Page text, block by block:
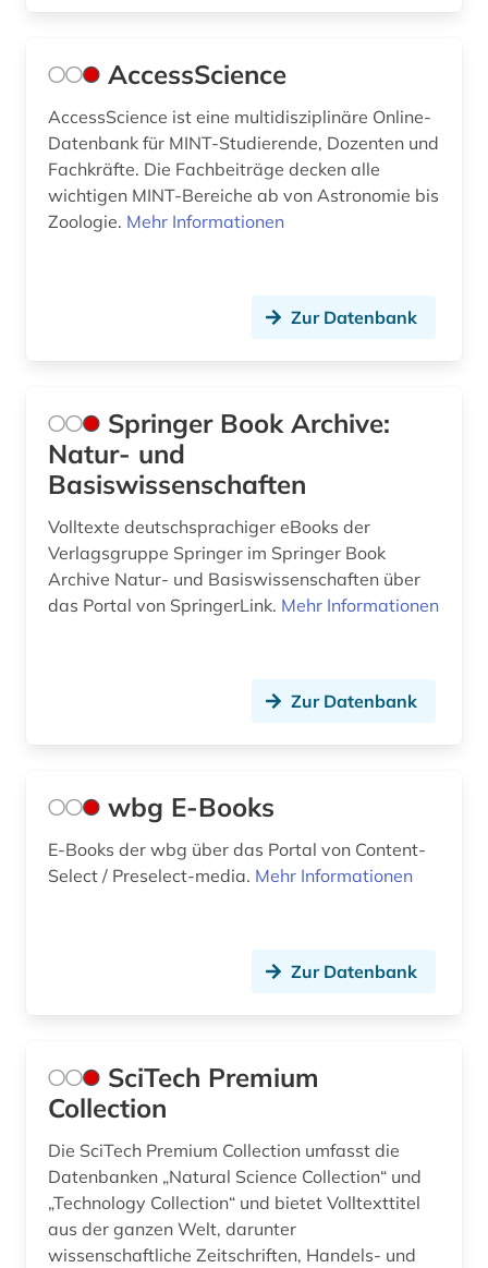
AccessScience
AccessScience ist eine multidisziplinäre Online-
Datenbank für MINT-Studierende, Dozenten und
Fachkräfte. Die Fachbeiträge decken alle
wichtigen MINT-Bereiche ab von Astronomie bis
Zoologie. Mehr Informationen
Zur Datenbank
Springer Book Archive:
Natur- und
Basiswissenschaften
Volltexte deutschsprachiger eBooks der
Verlagsgruppe Springer im Springer Book
Archive Natur- und Basiswissenschaften über
das Portal von SpringerLink. Mehr Informationen
Zur Datenbank
wbg E-Books
E-Books der wbg über das Portal von Content-
Select / Preselect-media. Mehr Informationen
Zur Datenbank
SciTech Premium
Collection
Die SciTech Premium Collection umfasst die
Datenbanken „Natural Science Collection“ und
„Technology Collection“ und bietet Volltexttitel
aus der ganzen Welt, darunter
wissenschaftliche Zeitschriften, Handels- und